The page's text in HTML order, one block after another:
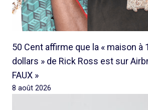
50 Cent affirme que la « maison à
dollars » de Rick Ross est sur
FAUX »
8 août 2026